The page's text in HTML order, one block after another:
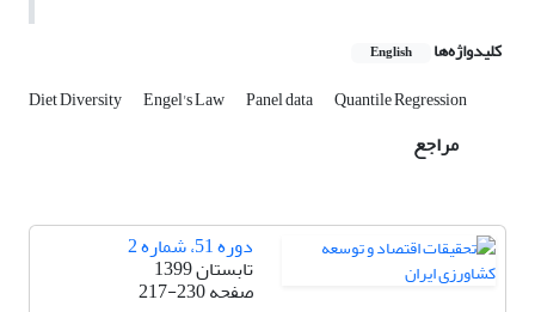
کلیدواژه‌ها English
Diet Diversity Engel's Law Panel data Quantile Regression
مراجع
دوره 51، شماره 2
تابستان 1399
صفحه217-230